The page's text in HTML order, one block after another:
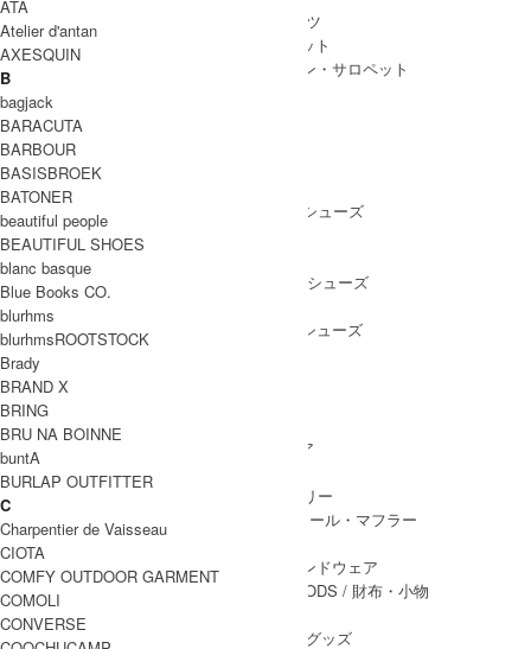
/ ボトムス・パンツ
/ アウター・ジャケット
/ オールインワン・サロペット
SHOES
SHOES ALL ITEM
/ ドレスシューズ
BOOTS
PUMPS
/ バレエシューズ
OTHER SHOES
/ その他シューズ
GOODS
GOODS ALL ITEM
/ 帽子・ヘッドウェア
BAG
ACCESSARY
/ アクセサリー
/ ストール・マフラー
LEG WEAR
HAND WEAR
/ 手袋・ハンドウェア
WALLET&GENERAL GOODS / 財布・小物
/ その他グッズ
ATA
Atelier d'antan
AXESQUIN
B
bagjack
BARACUTA
BARBOUR
BASISBROEK
BATONER
beautiful people
BEAUTIFUL SHOES
blanc basque
Blue Books CO.
blurhms
blurhmsROOTSTOCK
Brady
BRAND X
BRING
BRU NA BOINNE
buntA
BURLAP OUTFITTER
C
Charpentier de Vaisseau
CIOTA
COMFY OUTDOOR GARMENT
COMOLI
CONVERSE